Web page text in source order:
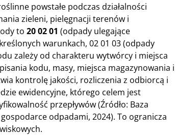
powstałe podczas działalności
zieleni, pielęgnacji terenów i
to 20 02 01 (odpady ulegające
warunkach, 02 01 03 (odpady
zależy od charakteru wytwórcy i miejsca
kodu, masy, miejsca magazynowania i
kontrolę jakości, rozliczenia z odbiorcą i
ewidencyjne, którego celem jest
przepływów (Źródło: Baza
odpadami, 2024). To ogranicza